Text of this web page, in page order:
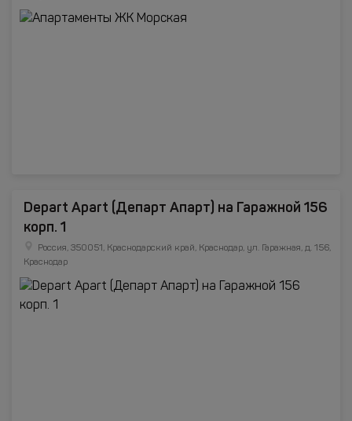
Depart Apart (Департ Апарт) на Гаражной 156
корп. 1
Россия, 350051, Краснодарский край, Краснодар, ул. Гаражная, д. 156,
Краснодар